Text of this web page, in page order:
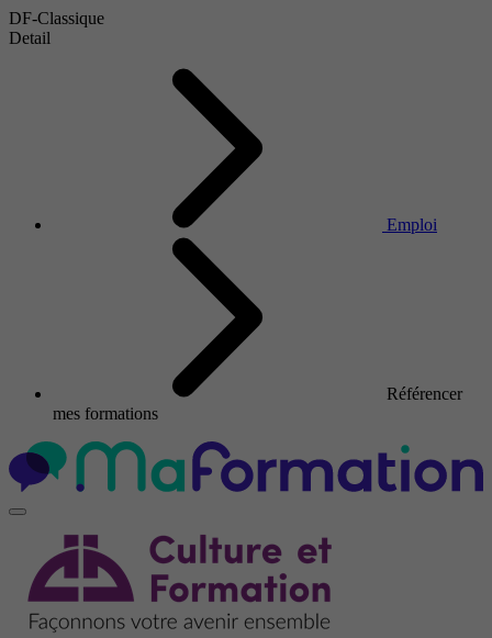
DF-Classique
Detail
Emploi
Référencer
mes formations